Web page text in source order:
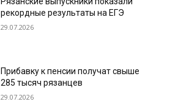
рекордные результаты на ЕГЭ
29.07.2026
Прибавку к пенсии получат свыше
285 тысяч рязанцев
29.07.2026